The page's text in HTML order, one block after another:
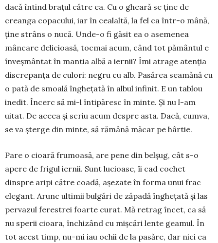
dacă întind brațul către ea. Cu o gheară se ține de
creanga copacului, iar în cealaltă, la fel ca într-o mână,
ține strâns o nucă. Unde-o fi găsit ea o ase­me­nea
mâncare delicioasă, tocmai acum, când tot pământul e
înveșmântat în mantia albă a iernii? Îmi atrage atenția
discrepanța de culori: negru cu alb. Pasărea seamănă cu
o pată de smoală în­­ghețată în albul infinit. E un tablou
inedit. Încerc să mi-l întipăresc în minte. Şi nu l-am
uitat. De aceea și scriu acum despre asta. Dacă, cum­va,
se va șterge din minte, să rămână mă­car pe hârtie.
Pare o cioară frumoasă, are pene din belșug, cât s-o
apere de frigul iernii. Sunt lucioase, îi cad cochet
dinspre aripi către coadă, așezate în forma unui frac
elegant. Arunc ultimii bulgări de zăpadă înghețată și las
pervazul ferestrei foarte curat. Mă retrag încet, ca să
nu sperii cioara, închizând cu mișcări lente geamul. În
tot acest timp, nu-mi iau ochii de la pasăre, dar nici ea